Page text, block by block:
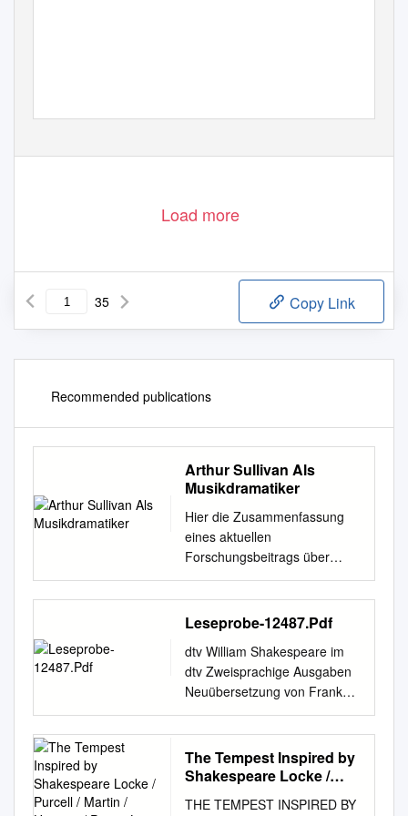
Load more
35 Copy Link
Recommended publications
Arthur Sullivan Als
Musikdramatiker
Hier die Zusammenfassung
eines aktuellen
Forschungsbeitrags über
Arthur Sullivans Leistungen
als Musikdramatiker. Den
vollständigen Text in
deutscher Sprache finden Sie
auf den Seiten 69 – 84 in dem
Buch Arthur Sullivan
Herausgegeben von Ulrich
Tadday Heft 151 der Reihe
Musik-Konzepte edition text +
kritik, München 2011. Siehe
zu dem Aspekt auch die
Beiträge in
Leseprobe-12487.Pdf
dtv William Shakespeare im
dtv Zweisprachige Ausgaben
Neuübersetzung von Frank
Günther Ein
Sommernachtstraum (dtv
12480) Romeo und Julia (dtv
12481) Othello (dtv 12482)
(dtv 12484) Der Kaufmann
The Tempest Inspired by
Shakespeare Locke /
THE TEMPEST INSPIRED BY